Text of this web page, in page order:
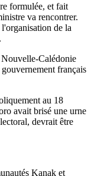
formulée, et fait
va rencontrer.
de la
Calédonie
français
au 18
avait brisé une urne
devrait être
Kanak et